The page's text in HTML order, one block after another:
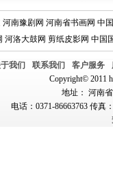
河南豫剧网 河南省书画网 中
河洛大鼓网 剪纸皮影网 中国
我们 联系我们 客户服务
Copyright© 2011
地址： 河南
电话：0371-86663763 传真